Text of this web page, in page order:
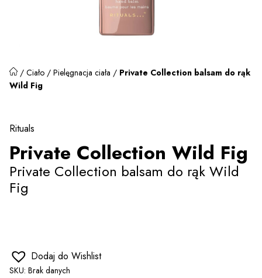
/ Ciało / Pielęgnacja ciała / Private Collection balsam do rąk
Wild Fig
Rituals
Private Collection Wild Fig
Private Collection balsam do rąk Wild
Fig
Dodaj do Wishlist
SKU: Brak danych